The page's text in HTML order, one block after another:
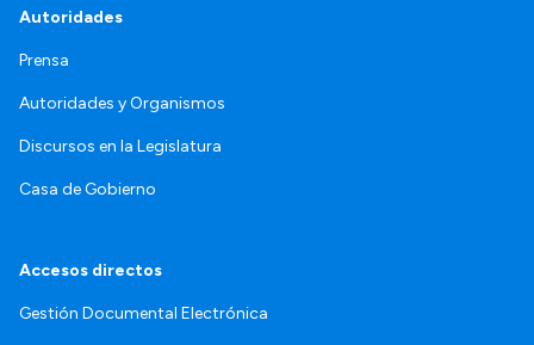
Autoridades
Prensa
Autoridades y Organismos
Discursos en la Legislatura
Casa de Gobierno
Accesos directos
Gestión Documental Electrónica